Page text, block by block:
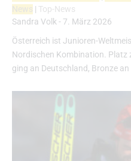
| Top-News
Sandra Volk- 7. März 2026
Österreich ist Junioren-
Nordischen Kombination. Platz
ging an Deutschland, Bronze